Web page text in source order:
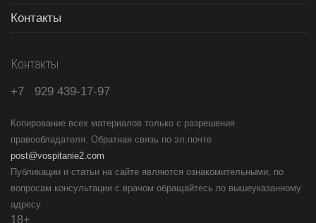
Контакты
Контакты
+7 929 439-17-97
Копирование всех материалов только с разрешения
правообладателя. Обратная связь по эл.почте
post@vospitanie2.com
Публикации и статьи на сайте являются ознакомительными, по
вопросам консультации с врачом обращайтесь по вышеуказанному
адресу
18+